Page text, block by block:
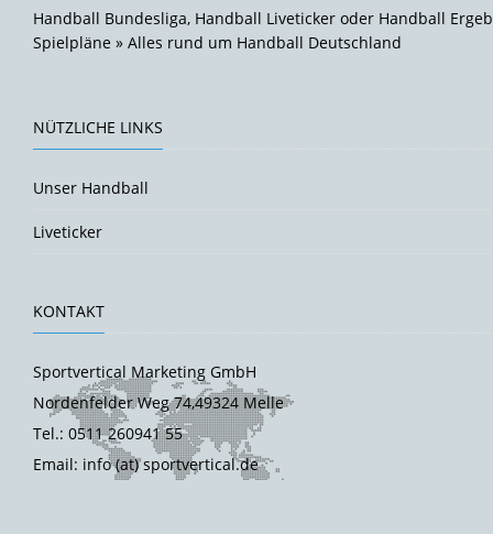
Handball Bundesliga, Handball Liveticker oder Handball
Spielpläne » Alles rund um Handball Deutschland
NÜTZLICHE LINKS
Unser Handball
Liveticker
KONTAKT
Sportvertical Marketing GmbH
Nordenfelder Weg 74,49324 Melle
Tel.: 0511 260941 55
Email: info (at) sportvertical.de